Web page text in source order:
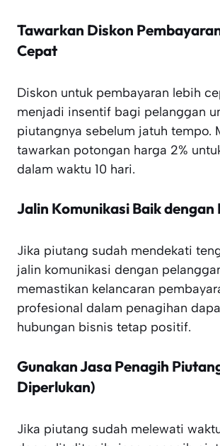
Tawarkan Diskon
Cepat
Diskon untuk pembayaran lebih
menjadi insentif bagi pelanggan
piutangnya sebelum jatuh tempo.
tawarkan potongan harga 2%
dalam waktu 10 hari.
Jalin Komunikasi Baik dengan
Jika piutang sudah mendekati
jalin komunikasi dengan
memastikan kelancaran
profesional dalam penagihan
hubungan bisnis tetap positif.
Gunakan Jasa Penagih
Diperlukan)
Jika piutang sudah melewati